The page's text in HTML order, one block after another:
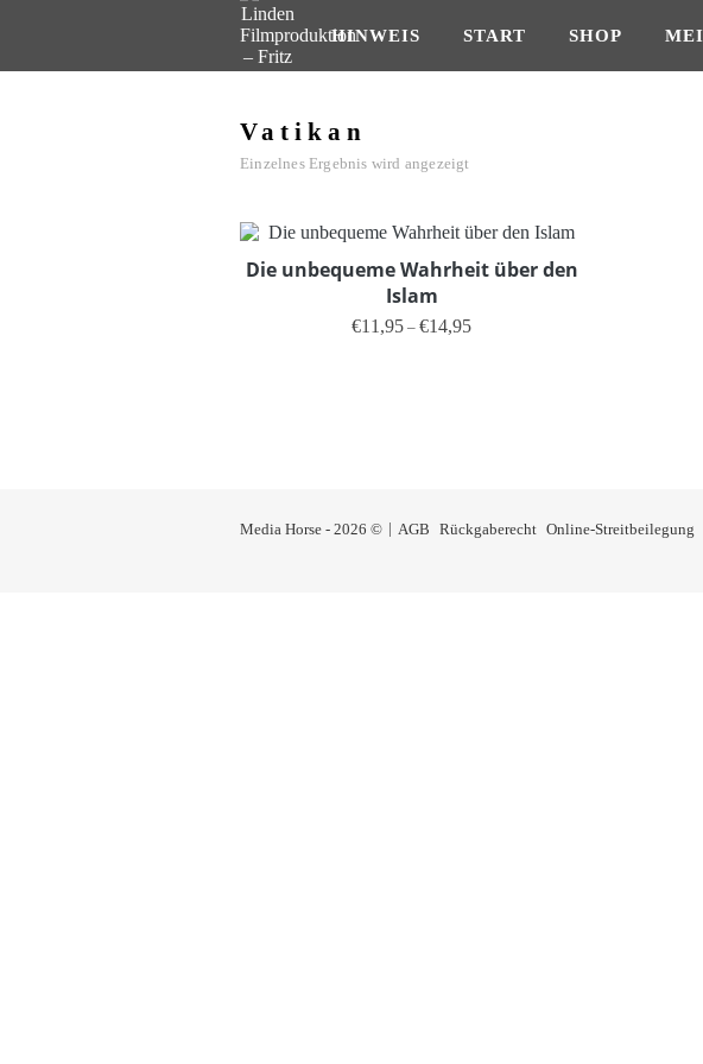
HINWEIS START SHOP
Vatikan
Einzelnes Ergebnis wird angezeigt
Die unbequeme Wahrheit über den
Islam
€11,95 –€14,95Preisspanne: €11,95 bis €14,95
Media Horse - 2026 © AGB Rückgaberecht Online-Streitbeilegung